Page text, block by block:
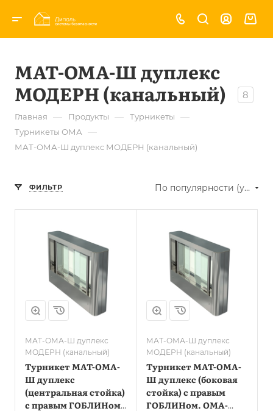
МАТ-ОМА-Ш дуплекс
МОДЕРН (канальный)
8
Главная — Продукты — Турникеты —
Турникеты ОМА —
МАТ-ОМА-Ш дуплекс МОДЕРН (канальный)
ФИЛЬТР По популярности (убывание)
МАТ-ОМА-Ш дуплекс
МОДЕРН (канальный)
Турникет МАТ-ОМА-
Ш дуплекс
(центральная стойка)
с правым ГОБЛИНом.
МАТ-ОМА-Ш дуплекс
МОДЕРН (канальный)
Турникет МАТ-ОМА-
Ш дуплекс (боковая
стойка) с правым
ГОБЛИНом. OMA-